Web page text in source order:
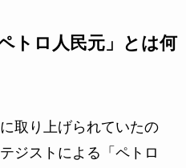
トロ人民元」とは何
取り上げられていたの
ジストによる「ペトロ